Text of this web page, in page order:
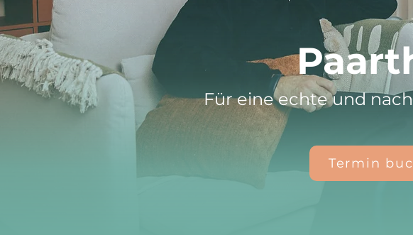
Für eine echte und
Termin